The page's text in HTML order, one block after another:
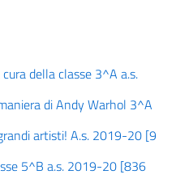
della classe 3^A a.s.
di Andy Warhol 3^A
artisti! A.s. 2019-20 [9
5^B a.s. 2019-20 [836